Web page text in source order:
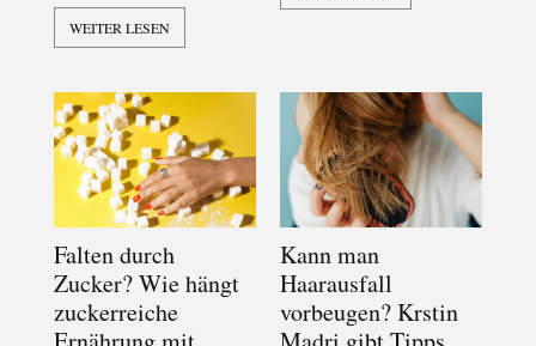
WEITER LESEN
Falten durch
Zucker? Wie hängt
zuckerreiche
Kann man
Haarausfall
vorbeugen? Krstin